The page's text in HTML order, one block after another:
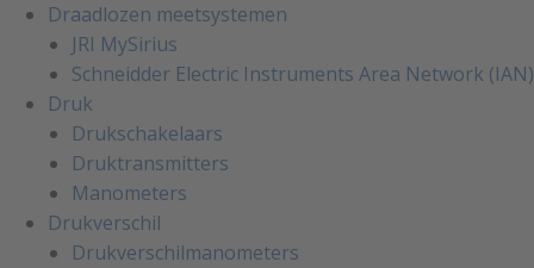
Draadlozen meetsystemen
JRI MySirius
Schneidder Electric Instruments Area Network (IAN)
Druk
Drukschakelaars
Druktransmitters
Manometers
Drukverschil
Drukverschilmanometers